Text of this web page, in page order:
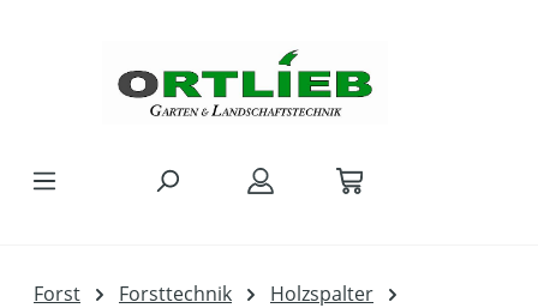
Forst Forsttechnik
Holzspalter